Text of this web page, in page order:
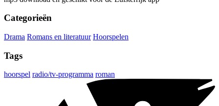
Categorieën
Drama Romans en literatuur Hoorspelen
Tags
hoorspel radio/tv-programma roman